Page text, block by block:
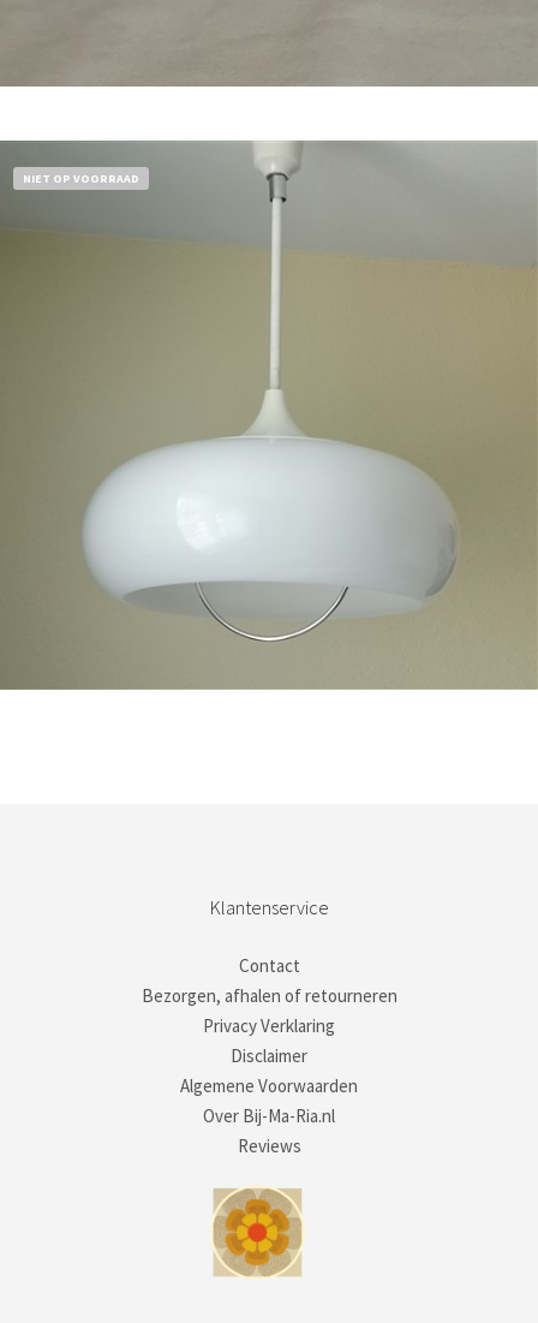
NIET OP VOORRAAD
Klantenservice
Contact
Bezorgen, afhalen of retourneren
Privacy Verklaring
Disclaimer
Algemene Voorwaarden
Over Bij-Ma-Ria.nl
Reviews